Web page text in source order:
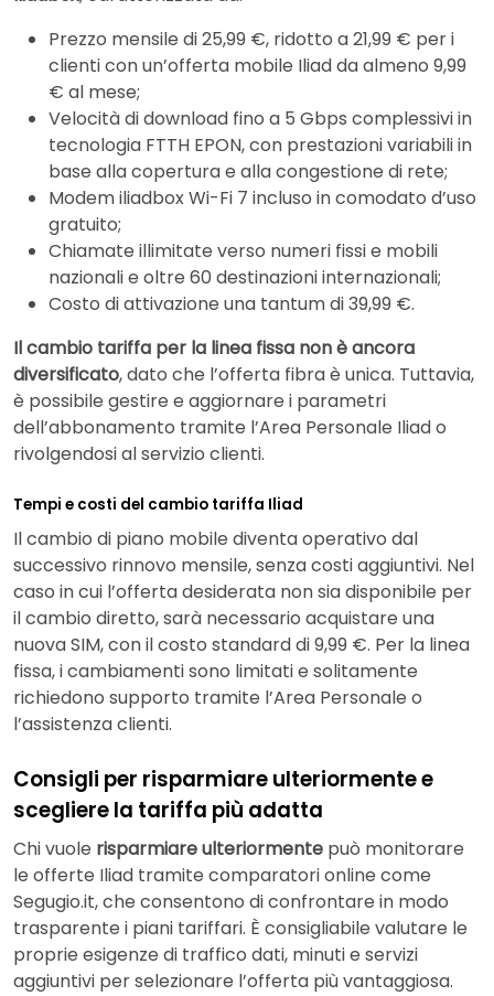
Prezzo mensile di 25,99 €, ridotto a 21,99 € per i
clienti con un’offerta mobile Iliad da almeno 9,99
€ al mese;
Velocità di download fino a 5 Gbps complessivi in
tecnologia FTTH EPON, con prestazioni variabili in
base alla copertura e alla congestione di rete;
Modem iliadbox Wi-Fi 7 incluso in comodato d’uso
gratuito;
Chiamate illimitate verso numeri fissi e mobili
nazionali e oltre 60 destinazioni internazionali;
Costo di attivazione una tantum di 39,99 €.
Il cambio tariffa per la linea fissa non è ancora
diversificato, dato che l’offerta fibra è unica. Tuttavia,
è possibile gestire e aggiornare i parametri
dell’abbonamento tramite l’Area Personale Iliad o
rivolgendosi al servizio clienti.
Tempi e costi del cambio tariffa Iliad
Il cambio di piano mobile diventa operativo dal
successivo rinnovo mensile, senza costi aggiuntivi. Nel
caso in cui l’offerta desiderata non sia disponibile per
il cambio diretto, sarà necessario acquistare una
nuova SIM, con il costo standard di 9,99 €. Per la linea
fissa, i cambiamenti sono limitati e solitamente
richiedono supporto tramite l’Area Personale o
l’assistenza clienti.
Consigli per risparmiare ulteriormente e
scegliere la tariffa più adatta
Chi vuole risparmiare ulteriormente può monitorare
le offerte Iliad tramite comparatori online come
Segugio.it, che consentono di confrontare in modo
trasparente i piani tariffari. È consigliabile valutare le
proprie esigenze di traffico dati, minuti e servizi
aggiuntivi per selezionare l’offerta più vantaggiosa.